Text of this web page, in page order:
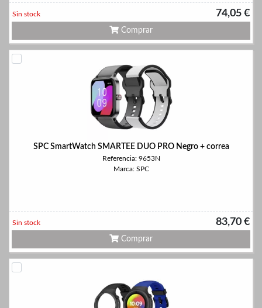
74,05 €
Sin stock
Comprar
SPC SmartWatch SMARTEE DUO PRO Negro + correa
Referencia: 9653N
Marca: SPC
83,70 €
Sin stock
Comprar